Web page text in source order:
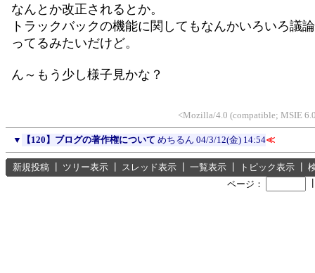
なんとか改正されるとか。
トラックバックの機能に関してもなんかいろいろ議
ってるみたいだけど。
ん～もう少し様子見かな？
<Mozilla/4.0 (compatible; MSIE
▼ 【120】ブログの著作権について めちるん 04/3/12(金) 14:54≪
新規投稿 ツリー表示 スレッド表示 一覧表示 トピック表示
ページ：